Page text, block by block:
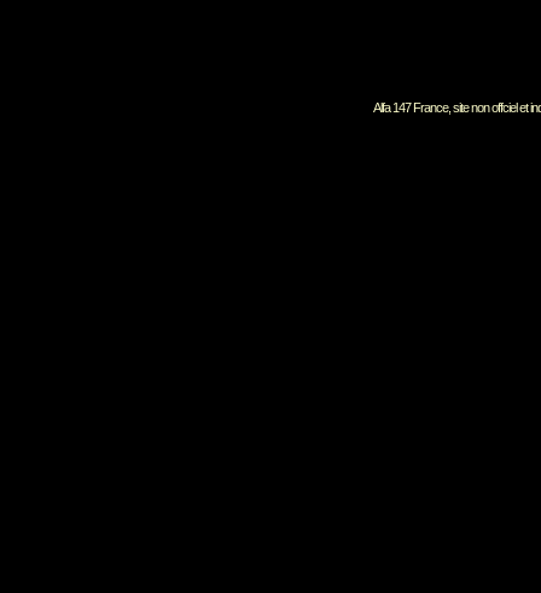
Alfa 147 France, site non offciel et